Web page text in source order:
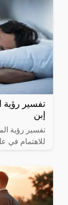
تفسير
إبن
تفسير رؤية
للاهتمام في